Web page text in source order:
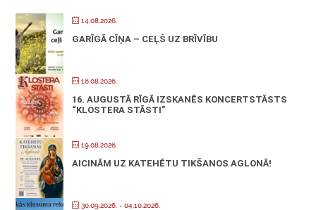
14.08.2026.
GARĪGĀ CĪŅA – CEĻŠ UZ BRĪVĪBU
16.08.2026.
16. AUGUSTĀ RĪGĀ IZSKANĒS KONCERTSTĀSTS
“KLOSTERA STĀSTI”
19.08.2026.
AICINĀM UZ KATEHĒTU TIKŠANOS AGLONĀ!
30.09.2026. - 04.10.2026.